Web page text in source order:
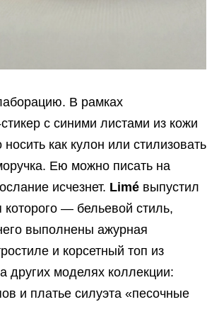
В рамках
с синими листами из кожи
как кулон или стилизовать
Ею можно писать на
исчезнет. Limé выпустил
— бельевой стиль,
выполнены ажурная
и корсетный топ из
других моделях коллекции:
и платье силуэта «песочные